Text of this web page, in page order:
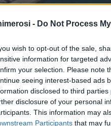
- Do Not Process
wish to opt-out of the sale,
information for targeted
your selection. Please note
seeing interest-based ads
disclosed to third
disclosure of your personal
This information may
Participants that may
/11:31
Διοίκησης του
τους και
της και να